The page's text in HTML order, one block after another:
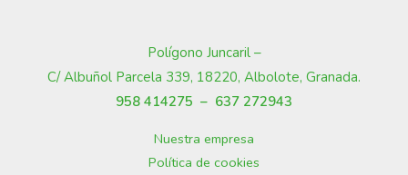
Polígono Juncaril –
C/ Albuñol Parcela 339, 18220, Albolote, Granada.
958 414275 – 637 272943
Nuestra empresa
Política de cookies